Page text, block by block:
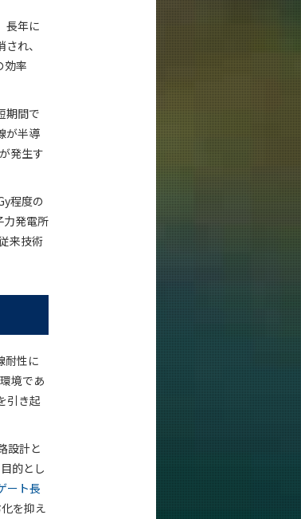
長年に
れ、
効率
期間で
が半導
発生す
程度の
力発電所
来技術
耐性に
境であ
引き起
設計と
的とし
ート長
を抑え